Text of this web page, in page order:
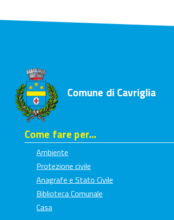
Comune di Cavriglia
Come fare per...
Ambiente
Protezione civile
Anagrafe e Stato Civile
Biblioteca Comunale
Casa